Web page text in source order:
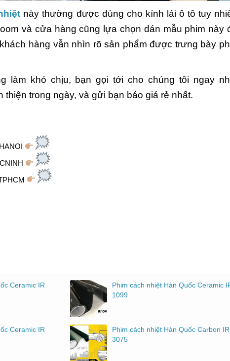
này thường được dùng cho kính lái ô tô tuy
và cửa hàng cũng lựa chọn dán mẫu phim này
hàng vẫn nhìn rõ sản phẩm được trưng bày
làm khó chịu, bạn gọi tới cho chúng tôi ngay
thiện trong ngày, và gửi bạn báo giá rẻ nhất.
Ceramic IR
Ceramic IR
Phim cách nhiệt Hàn Quốc Ceramic
1099
Phim cách nhiệt Hàn Quốc Carbon IR
3075